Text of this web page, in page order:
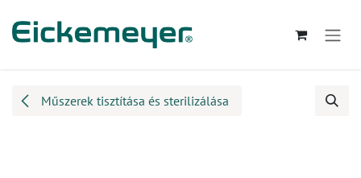
Műszerek tisztítása és sterilizálása